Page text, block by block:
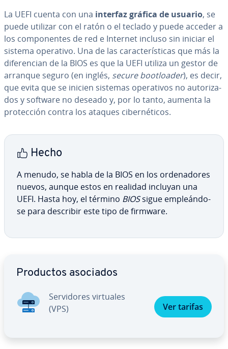
La UEFI cuenta con una interfaz gráfica de usuario, se
puede utilizar con el ratón o el teclado y puede acceder a
los co­m­po­ne­n­tes de red e Internet incluso sin iniciar el
sistema operativo. Una de las ca­ra­c­te­rí­s­ti­cas que más la
di­fe­re­n­cian de la BIOS es que la UEFI utiliza un gestor de
arranque seguro (en inglés, secure bootloa­der), es decir,
que evita que se inicien sistemas ope­ra­ti­vos no au­to­ri­za­
dos y software no deseado y, por lo tanto, aumenta la
pro­te­c­ción contra los ataques ci­be­r­né­ti­cos.
Hecho
A menudo, se habla de la BIOS en los or­de­na­do­res
nuevos, aunque estos en realidad incluyan una
UEFI. Hasta hoy, el término BIOSsigue em­pleá­n­do­
se para describir este tipo de firmware.
Productos asociados
Se­r­vi­do­res virtuales
(VPS)
Ver tarifas